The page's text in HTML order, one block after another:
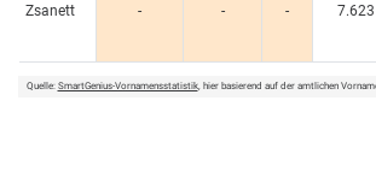
Zsanett
- - - 7.623
Quelle: SmartGenius-Vornamensstatistik, hier basierend auf der amtlichen